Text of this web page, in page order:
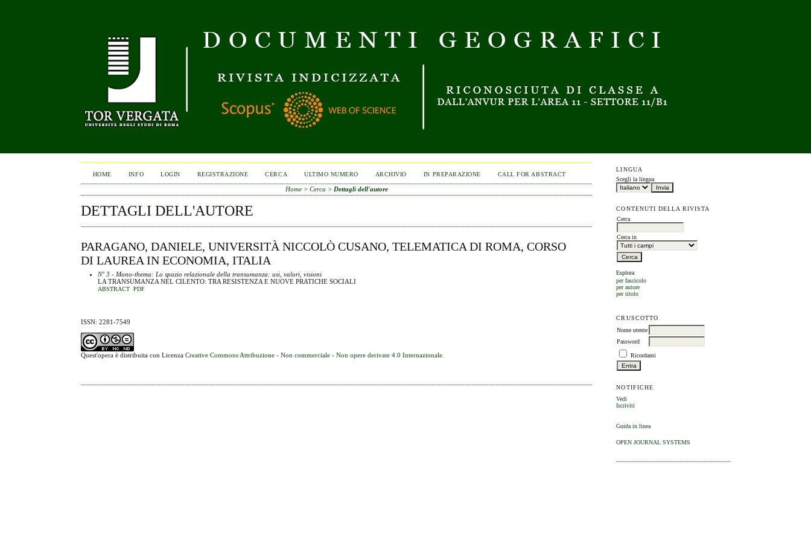
LINGUA
Scegli la lingua
CONTENUTI DELLA RIVISTA
Cerca
Cerca in
Esplora
per fascicolo
per autore
per titolo
CRUSCOTTO
Nome utente
Password
Ricordami
NOTIFICHE
Vedi
Iscriviti
Guida in linea
OPEN JOURNAL SYSTEMS
HOME INFO LOGIN REGISTRAZIONE CERCA ULTIMO NUMERO ARCHIVIO IN PREPARAZIONE CALL FOR ABSTRACT
Home> Cerca > Dettagli dell'autore
DETTAGLI DELL'AUTORE
PARAGANO, DANIELE, UNIVERSITÀ NICCOLÒ CUSANO, TELEMATICA DI ROMA, CORSO
DI LAUREA IN ECONOMIA, ITALIA
N° 3 - Mono-thema: Lo spazio relazionale della transumanza: usi, valori, visioni
LA TRANSUMANZA NEL CILENTO: TRA RESISTENZA E NUOVE PRATICHE SOCIALI
ABSTRACT PDF
ISSN: 2281-7549
Quest'opera è distribuita con LicenzaCreative Commons Attribuzione - Non commerciale - Non opere derivate 4.0 Internazionale